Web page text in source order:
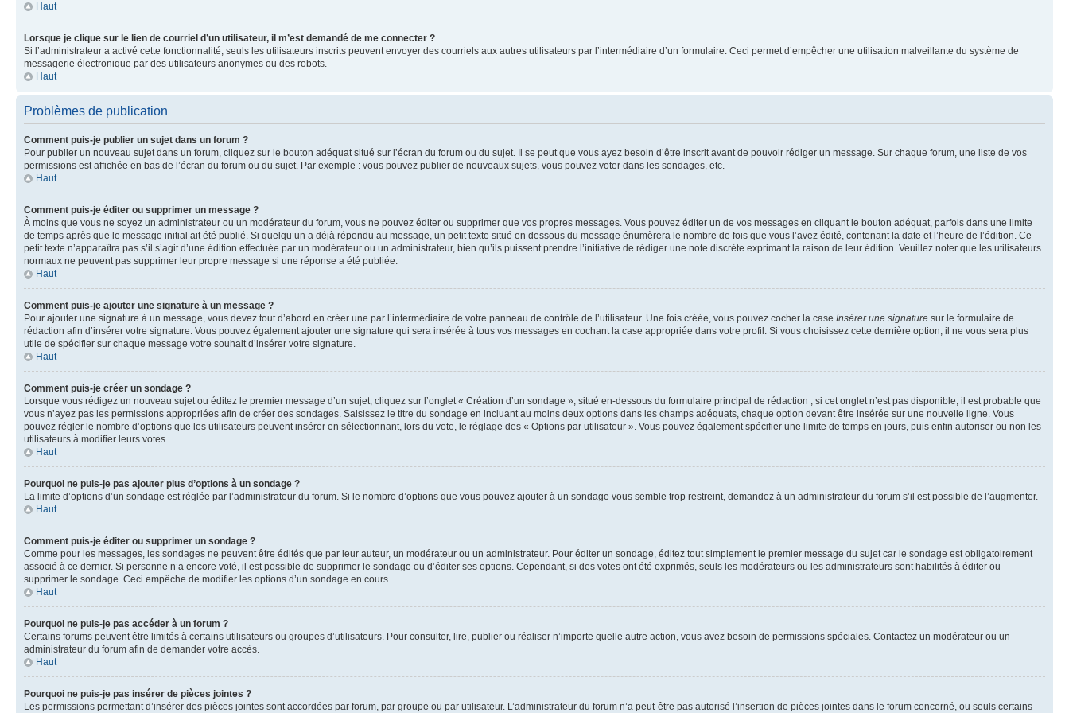
Haut
Lorsque je clique sur le lien de courriel d’un utilisateur, il m’est demandé de me connecter ?
Si l’administrateur a activé cette fonctionnalité, seuls les utilisateurs inscrits peuvent envoyer des courriels aux autres utilisateurs par l’intermédiaire d’un formulaire. Ceci permet d’empêcher une utilisation malveillante du système de
messagerie électronique par des utilisateurs anonymes ou des robots.
Haut
Problèmes de publication
Comment puis-je publier un sujet dans un forum ?
Pour publier un nouveau sujet dans un forum, cliquez sur le bouton adéquat situé sur l’écran du forum ou du sujet. Il se peut que vous ayez besoin d’être inscrit avant de pouvoir rédiger un message. Sur chaque forum, une liste de vos
permissions est affichée en bas de l’écran du forum ou du sujet. Par exemple : vous pouvez publier de nouveaux sujets, vous pouvez voter dans les sondages, etc.
Haut
Comment puis-je éditer ou supprimer un message ?
À moins que vous ne soyez un administrateur ou un modérateur du forum, vous ne pouvez éditer ou supprimer que vos propres messages. Vous pouvez éditer un de vos messages en cliquant le bouton adéquat, parfois dans une limite
de temps après que le message initial ait été publié. Si quelqu’un a déjà répondu au message, un petit texte situé en dessous du message énumèrera le nombre de fois que vous l’avez édité, contenant la date et l’heure de l’édition. Ce
petit texte n’apparaîtra pas s’il s’agit d’une édition effectuée par un modérateur ou un administrateur, bien qu’ils puissent prendre l’initiative de rédiger une note discrète exprimant la raison de leur édition. Veuillez noter que les utilisateurs
normaux ne peuvent pas supprimer leur propre message si une réponse a été publiée.
Haut
Comment puis-je ajouter une signature à un message ?
Pour ajouter une signature à un message, vous devez tout d’abord en créer une par l’intermédiaire de votre panneau de contrôle de l’utilisateur. Une fois créée, vous pouvez cocher la case Insérer une signature sur le formulaire de
rédaction afin d’insérer votre signature. Vous pouvez également ajouter une signature qui sera insérée à tous vos messages en cochant la case appropriée dans votre profil. Si vous choisissez cette dernière option, il ne vous sera plus
utile de spécifier sur chaque message votre souhait d’insérer votre signature.
Haut
Comment puis-je créer un sondage ?
Lorsque vous rédigez un nouveau sujet ou éditez le premier message d’un sujet, cliquez sur l’onglet « Création d’un sondage », situé en-dessous du formulaire principal de rédaction ; si cet onglet n’est pas disponible, il est probable que
vous n’ayez pas les permissions appropriées afin de créer des sondages. Saisissez le titre du sondage en incluant au moins deux options dans les champs adéquats, chaque option devant être insérée sur une nouvelle ligne. Vous
pouvez régler le nombre d’options que les utilisateurs peuvent insérer en sélectionnant, lors du vote, le réglage des « Options par utilisateur ». Vous pouvez également spécifier une limite de temps en jours, puis enfin autoriser ou non les
utilisateurs à modifier leurs votes.
Haut
Pourquoi ne puis-je pas ajouter plus d’options à un sondage ?
La limite d’options d’un sondage est réglée par l’administrateur du forum. Si le nombre d’options que vous pouvez ajouter à un sondage vous semble trop restreint, demandez à un administrateur du forum s’il est possible de l’augmenter.
Haut
Comment puis-je éditer ou supprimer un sondage ?
Comme pour les messages, les sondages ne peuvent être édités que par leur auteur, un modérateur ou un administrateur. Pour éditer un sondage, éditez tout simplement le premier message du sujet car le sondage est obligatoirement
associé à ce dernier. Si personne n’a encore voté, il est possible de supprimer le sondage ou d’éditer ses options. Cependant, si des votes ont été exprimés, seuls les modérateurs ou les administrateurs sont habilités à éditer ou
supprimer le sondage. Ceci empêche de modifier les options d’un sondage en cours.
Haut
Pourquoi ne puis-je pas accéder à un forum ?
Certains forums peuvent être limités à certains utilisateurs ou groupes d’utilisateurs. Pour consulter, lire, publier ou réaliser n’importe quelle autre action, vous avez besoin de permissions spéciales. Contactez un modérateur ou un
administrateur du forum afin de demander votre accès.
Haut
Pourquoi ne puis-je pas insérer de pièces jointes ?
Les permissions permettant d’insérer des pièces jointes sont accordées par forum, par groupe ou par utilisateur. L’administrateur du forum n’a peut-être pas autorisé l’insertion de pièces jointes dans le forum concerné, ou seuls certains